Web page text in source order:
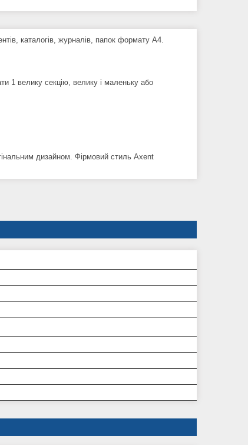
каталогів, журналів, папок формату А4.
1 велику секцію, велику і маленьку або
дизайном. Фірмовий стиль Axent